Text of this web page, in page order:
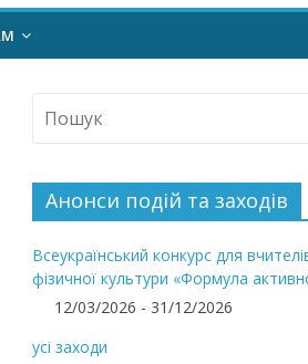
Анонси подій та заходів
Всеукраїнський конкурс для
фізичної культури «Формула
12/03/2026 - 31/12/2026
усі заходи